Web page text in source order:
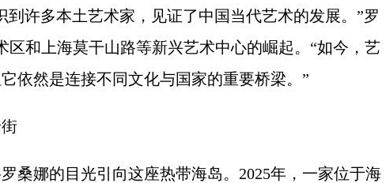
许多本土艺术家，见证了中国当代艺术的发展。”罗
区和上海莫干山路等新兴艺术中心的崛起。“如今，艺
依然是连接不同文化与国家的重要桥梁。”
娜的目光引向这座热带海岛。2025年，一家位于海